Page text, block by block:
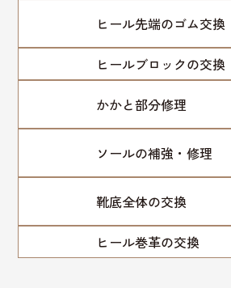
ヒール先端のゴム交換
ヒールブロックの交換
かかと部分修理
ソールの補強・修理
靴底全体の交換
ヒール巻革の交換